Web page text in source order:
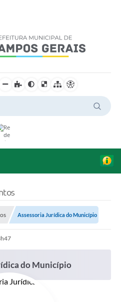
Assessoria Jurídica do Município
do Município